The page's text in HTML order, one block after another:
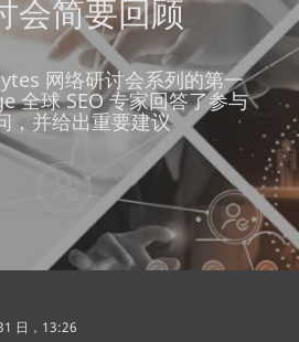
会简要回顾
网络研讨会系列的第一
全球 SEO 专家回答了参与
，并给出重要建议
日，13:26